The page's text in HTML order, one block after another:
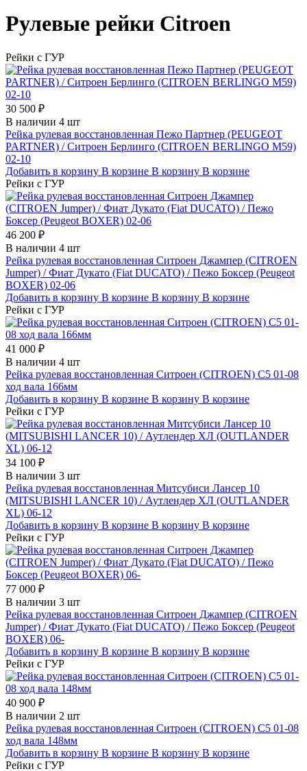
Рулевые рейки Citroen
Рейки с ГУР
30 500 ₽
В наличии 4 шт
Рейка рулевая восстановленная Пежо Партнер (PEUGEOT
PARTNER) / Ситроен Берлинго (CITROEN BERLINGO M59)
02-10
Добавить в корзину В корзине В корзину В корзине
Рейки с ГУР
46 200 ₽
В наличии 4 шт
Рейка рулевая восстановленная Ситроен Джампер (CITROEN
Jumper) / Фиат Дукато (Fiat DUCATO) / Пежо Боксер (Peugeot
BOXER) 02-06
Добавить в корзину В корзине В корзину В корзине
Рейки с ГУР
41 000 ₽
В наличии 4 шт
Рейка рулевая восстановленная Ситроен (CITROEN) C5 01-08
ход вала 166мм
Добавить в корзину В корзине В корзину В корзине
Рейки с ГУР
34 100 ₽
В наличии 3 шт
Рейка рулевая восстановленная Митсубиси Лансер 10
(MITSUBISHI LANCER 10) / Аутлендер ХЛ (OUTLANDER
XL) 06-12
Добавить в корзину В корзине В корзину В корзине
Рейки с ГУР
77 000 ₽
В наличии 3 шт
Рейка рулевая восстановленная Ситроен Джампер (CITROEN
Jumper) / Фиат Дукато (Fiat DUCATO) / Пежо Боксер (Peugeot
BOXER) 06-
Добавить в корзину В корзине В корзину В корзине
Рейки с ГУР
40 900 ₽
В наличии 2 шт
Рейка рулевая восстановленная Ситроен (CITROEN) C5 01-08
ход вала 148мм
Добавить в корзину В корзине В корзину В корзине
Рейки с ГУР